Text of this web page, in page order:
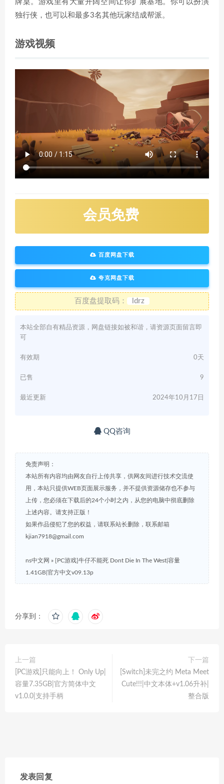
牌桌。游戏里有大量开阔空间让你扩展基地。你可以扮演
独行侠，也可以和最多3名其他玩家结成帮派。
游戏视频
会员免费
百度网盘下载
夸克网盘下载
百度盘提取码： ldrz
本站全部自有精品资源，网盘链接如被和谐，请资源页面留言即
可
有效期 0天
已售 9
最近更新 2024年10月17日
QQ咨询
免责声明：
本站所有内容均由网友自行上传共享，供网友间进行技术交流使
用，本站只提供WEB页面展示服务，并不提供资源储存也不参与
上传，您必须在下载后的24个小时之内，从您的电脑中彻底删除
上述内容。请支持正版！
如果作品侵犯了您的权益，请联系站长删除，联系邮箱
kjian7918@gmail.com
ns中文网 » [PC游戏]牛仔不能死 Dont Die In The West|容量
1.41GB|官方中文v09.13p
分享到：
上一篇
[PC游戏]只能向上！ Only Up|
容量7.35GB|官方简体中文
v1.0.0|支持手柄
下一篇
[Switch]未完之约 Meta Meet
Cute!!!|中文本体+v1.06升补|
整合版
发表回复